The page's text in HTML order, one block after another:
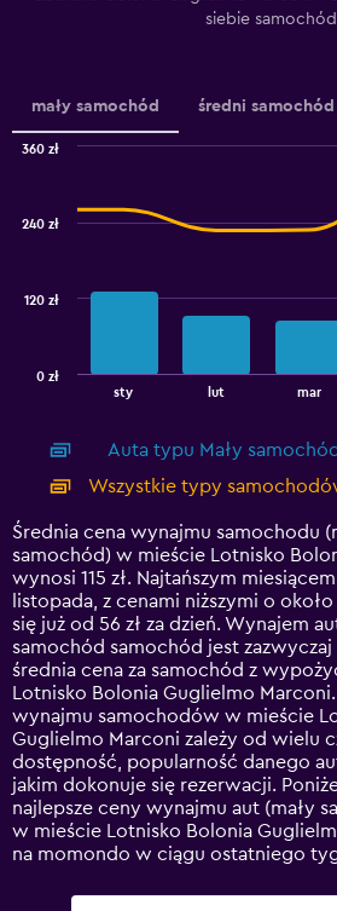
values.
Range:
40
siebie samochód
mały samochód średni samochód
displaying
categories.
Range:
14
categories.
The
chart
has
1
Y
axis
displaying
values.
Range:
0
to
360.
sty lut mar
0 zł
120 zł
240 zł
360 zł
Auta typu Mały samochód
Wszystkie typy
Średnia cena wynajmu samochodu
samochód) w mieście Lotnisko
wynosi 115 zł. Najtańszym
listopada, z cenami niższymi o
się już od 56 zł za dzień. Wynajem
samochód samochód jest zazwyczaj
średnia cena za samochód z
Lotnisko Bolonia Guglielmo
wynajmu samochodów w mieście
Guglielmo Marconi zależy od wielu
dostępność, popularność danego
jakim dokonuje się rezerwacji.
najlepsze ceny wynajmu aut (mały
w mieście Lotnisko Bolonia
na momondo w ciągu ostatniego